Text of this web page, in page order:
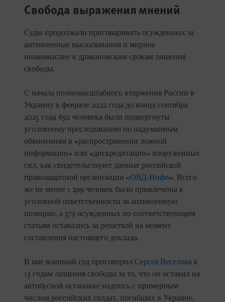
Свобода выражения мнений
Суды продолжали приговаривать осужденных за
антивоенные высказывания и мирное
инакомыслие к драконовским срокам лишения
свободы.
С начала полномасштабного вторжения России в
Украину в феврале 2022 года до конца сентября
2025 года 692 человека были подвергнуты
уголовному преследованию по надуманным
обвинениям в «распространении ложной
информации» или «дискредитации» вооруженных
сил, как свидетельствуют данные российской
правозащитной организации «ОВД-Инфо». Всего
же не менее 1 299 человек были привлечены к
уголовной ответственности за антивоенную
позицию, а 373 осужденных по соответствующим
статьям оставались за решеткой на момент
составления настоящего доклада.
В мае военный суд приговорил Сергея Веселова к
13 годам лишения свободы за то, что он оставил на
автобусной остановке надпись с примерным
числом российских солдат, погибших в Украине.